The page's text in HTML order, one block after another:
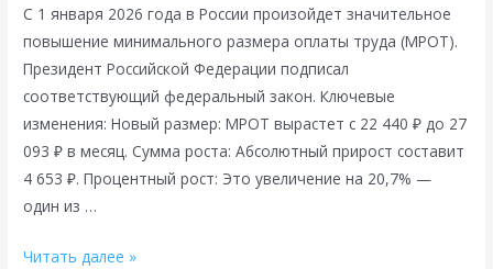
С 1 января 2026 года в России произойдет значительное
повышение минимального размера оплаты труда (МРОТ).
Президент Российской Федерации подписал
соответствующий федеральный закон. Ключевые
изменения: Новый размер: МРОТ вырастет с 22 440 ₽ до 27
093 ₽ в месяц. Сумма роста: Абсолютный прирост составит
4 653 ₽. Процентный рост: Это увеличение на 20,7% —
один из …
Президент
Читать далее »